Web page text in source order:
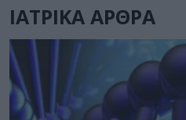
ΙΑΤΡΙΚΑ ΑΡΘΡΑ